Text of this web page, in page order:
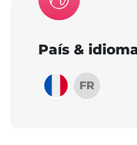
País &
FR